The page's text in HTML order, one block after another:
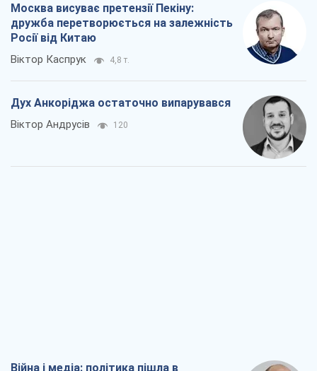
Москва висуває претензії Пекіну:
дружба перетворюється на залежність
Росії від Китаю
Віктор Каспрук 4,8 т.
Дух Анкоріджа остаточно випарувався
Віктор Андрусів 120
Війна і медіа: політика пішла в